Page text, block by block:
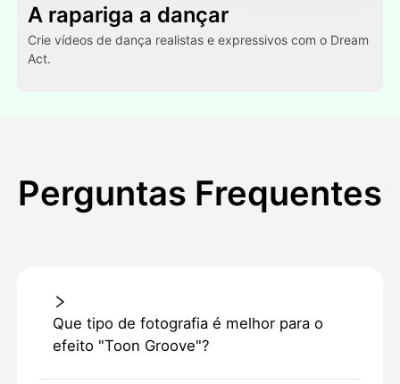
A rapariga a dançar
Crie vídeos de dança realistas e expressivos com o Dream
Act.
Perguntas Frequentes
Que tipo de fotografia é melhor para o
efeito "Toon Groove"?